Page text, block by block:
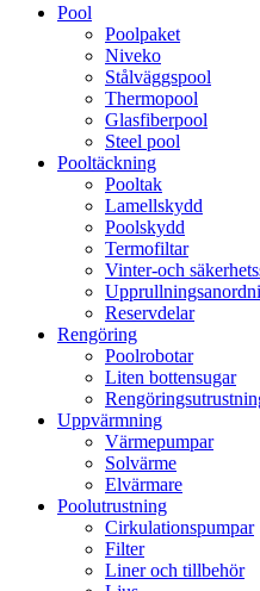
Pool
Poolpaket
Niveko
Stålväggspool
Thermopool
Glasfiberpool
Steel pool
Pooltäckning
Pooltak
Lamellskydd
Poolskydd
Termofiltar
Vinter-och
Reservdelar
Rengöring
Poolrobotar
Liten bottensugar
Uppvärmning
Värmepumpar
Solvärme
Elvärmare
Poolutrustning
Cirkulationspumpar
Filter
Liner och tillbehör